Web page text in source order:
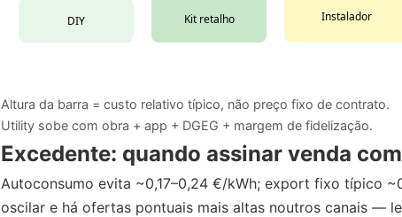
DIY Kit retalho Instalador
Altura da barra = custo relativo típico, não preço fixo de contrato.
Utility sobe com obra + app + DGEG + margem de fidelização.
Excedente: quando assinar venda
Autoconsumo evita ~0,17–0,24 €/kWh; export fixo típico
oscilar e há ofertas pontuais mais altas noutros canais —